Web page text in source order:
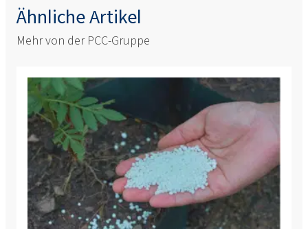
Ähnliche Artikel
Mehr von der PCC-Gruppe